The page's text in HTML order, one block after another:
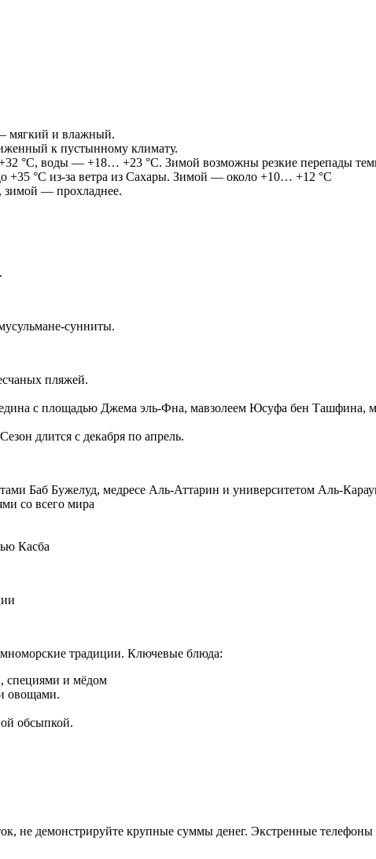
мягкий и влажный.
к пустынному климату.
°C, воды — +18… +23 °C. Зимой возможны резкие перепады
+35 °C из-за ветра из Сахары. Зимой — около +10… +12 °C
зимой — прохладнее.
сунниты.
пляжей.
с площадью Джема эль-Фна, мавзолеем Юсуфа бен Ташфина,
длится с декабря по апрель.
Баб Бужелуд, медресе Аль-Аттарин и университетом Аль-
со всего мира
Касба
традиции. Ключевые блюда:
специями и мёдом
овощами.
обсыпкой.
не демонстрируйте крупные суммы денег. Экстренные телефоны